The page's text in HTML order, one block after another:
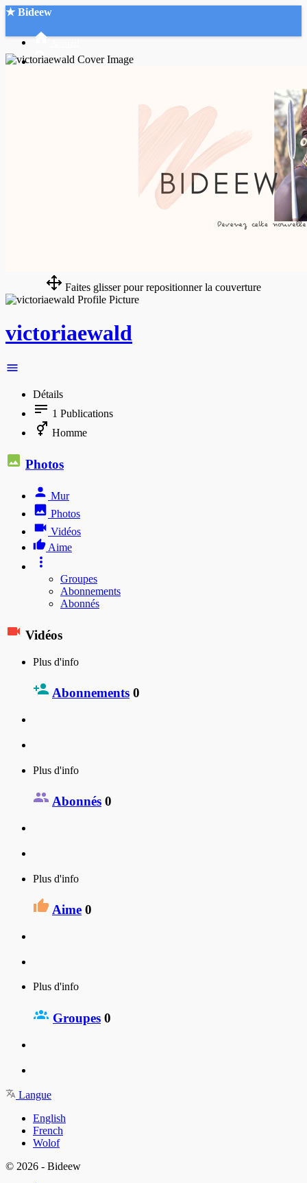
★ Bideew
Faites glisser pour repositionner la couverture
victoriaewald
Détails
1 Publications
Homme
Photos
Mur
Photos
Vidéos
Aime
Groupes
Abonnements
Abonnés
Vidéos
Plus d'info
Abonnements 0
Plus d'info
Abonnés 0
Plus d'info
Aime 0
Plus d'info
Groupes 0
Langue
English
French
Wolof
© 2026 - Bideew